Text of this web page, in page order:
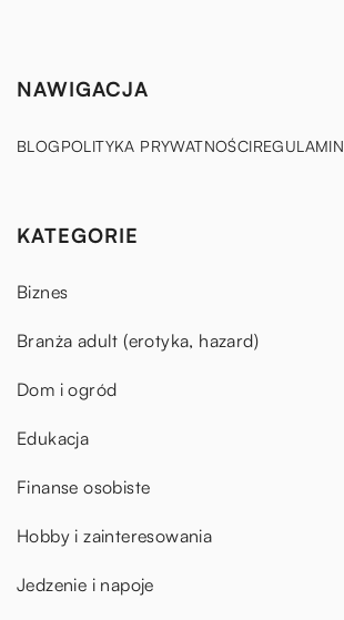
NAWIGACJA
BLOGPOLITYKA PRYWATNOŚCIREGULAMIN
KATEGORIE
Biznes
Branża adult (erotyka, hazard)
Dom i ogród
Edukacja
Finanse osobiste
Hobby i zainteresowania
Jedzenie i napoje